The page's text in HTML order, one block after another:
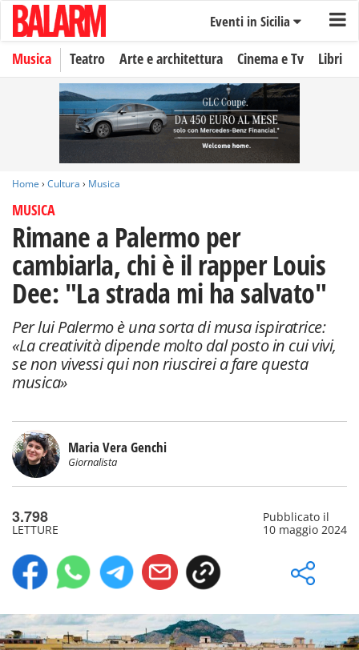
Eventi in Sicilia
Musica Teatro Arte e architettura Cinema e Tv Libri
Home › Cultura › Musica
MUSICA
Rimane a Palermo per
cambiarla, chi è il rapper Louis
Dee: "La strada mi ha salvato"
Per lui Palermo è una sorta di musa ispiratrice:
«La creatività dipende molto dal posto in cui vivi,
se non vivessi qui non riuscirei a fare questa
musica»
Maria Vera Genchi
Giornalista
3.798
LETTURE
Pubblicato il
10 maggio 2024